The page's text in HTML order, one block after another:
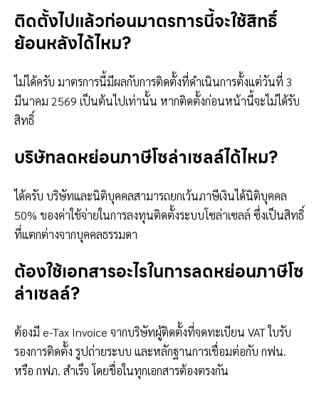
ติดตั้งไปแล้วก่อนมาตรการนี้จะใช้สิทธิ์
ย้อนหลังได้ไหม?
ไม่ได้ครับ มาตรการนี้มีผลกับการติดตั้งที่ดำเนินการตั้งแต่วันที่ 3
มีนาคม 2569 เป็นต้นไปเท่านั้น หากติดตั้งก่อนหน้านี้จะไม่ได้รับ
สิทธิ์
บริษัทลดหย่อนภาษีโซล่าเซลล์ได้ไหม?
ได้ครับ บริษัทและนิติบุคคลสามารถยกเว้นภาษีเงินได้นิติบุคคล
50% ของค่าใช้จ่ายในการลงทุนติดตั้งระบบโซล่าเซลล์ ซึ่งเป็นสิทธิ์
ที่แตกต่างจากบุคคลธรรมดา
ต้องใช้เอกสารอะไรในการลดหย่อนภาษีโซ
ล่าเซลล์?
ต้องมี e-Tax Invoice จากบริษัทผู้ติดตั้งที่จดทะเบียน VAT ใบรับ
รองการติดตั้ง รูปถ่ายระบบ และหลักฐานการเชื่อมต่อกับ กฟน.
หรือ กฟภ. สำเร็จ โดยชื่อในทุกเอกสารต้องตรงกัน